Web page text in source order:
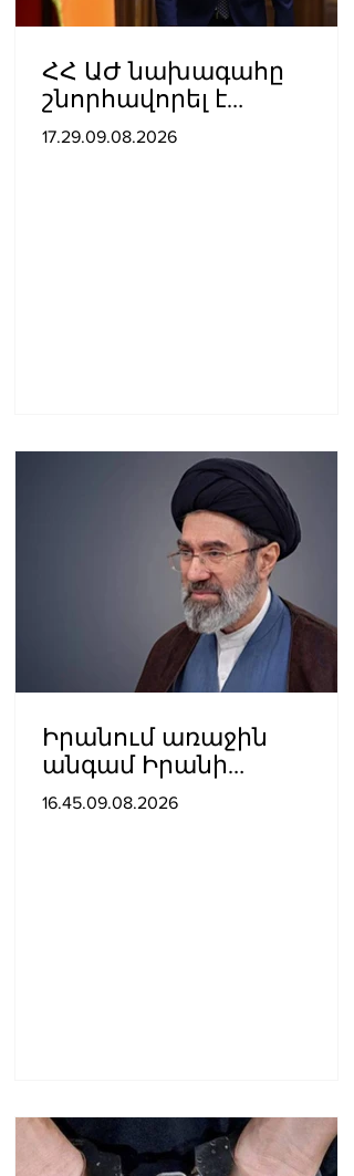
ՀՀ ԱԺ նախագահը
շնորհավորել է
խաղաղության
17.29.09.08.2026
Իրանում առաջին
անգամ Իրանի
գերագույն առաջնորդի
16.45.09.08.2026